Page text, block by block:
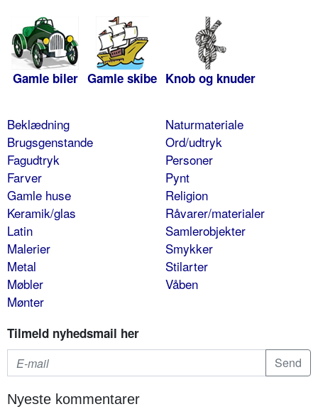
Gamle biler Gamle skibe Knob og knuder
Beklædning
Brugsgenstande
Fagudtryk
Farver
Gamle huse
Keramik/glas
Latin
Malerier
Metal
Møbler
Mønter
Naturmateriale
Ord/udtryk
Personer
Pynt
Religion
Råvarer/materialer
Samlerobjekter
Smykker
Stilarter
Våben
Tilmeld nyhedsmail her
Nyeste kommentarer